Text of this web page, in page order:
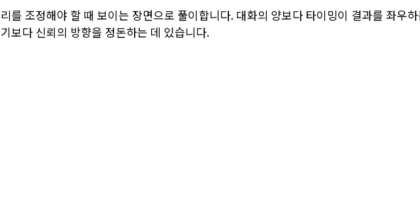
를 조정해야 할 때 보이는 장면으로 풀이합니다. 대화의 양보다 타이밍이 결과를 좌우
보다 신뢰의 방향을 정돈하는 데 있습니다.